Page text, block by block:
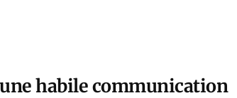
habile communication